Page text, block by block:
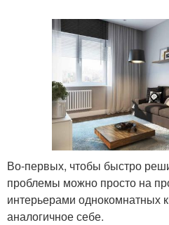
Во-первых, чтобы быстро
проблемы можно просто на
интерьерами однокомнатных
аналогичное себе.